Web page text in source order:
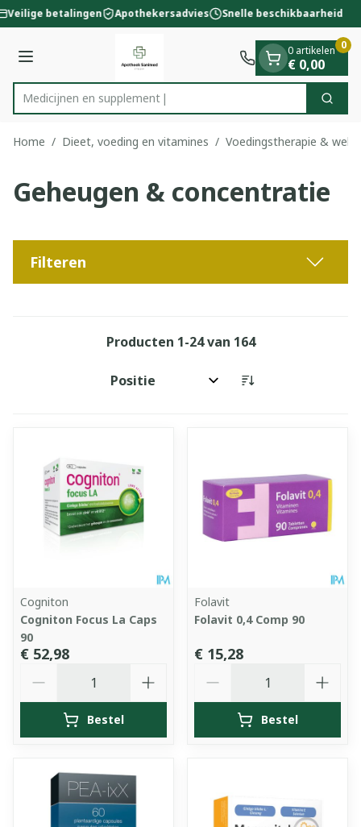
Ga naar de inhoud
1 van 1
Veilige betalingen Apothekersadvies Snelle beschikbaarheid
Menu
Product, merk, categorie...
Medi Zoek
0 artikelen
€ 0,00
0
Home / Dieet, voeding en vitamines / Voedingstherapie &
Geheugen & concentratie
Filteren
Producten 1-24van 164
Sorteer op:
Cogniton
Cogniton Focus La Caps
90
€ 52,98
Bestel
Folavit
Folavit 0,4 Comp 90
€ 15,28
Bestel